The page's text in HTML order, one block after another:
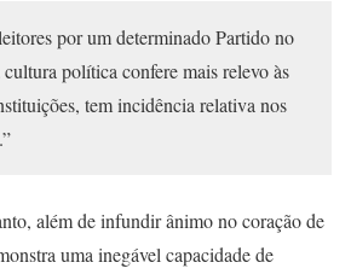
por um determinado Partido no
política confere mais relevo às
tem incidência relativa nos
além de infundir ânimo no coração de
uma inegável capacidade de